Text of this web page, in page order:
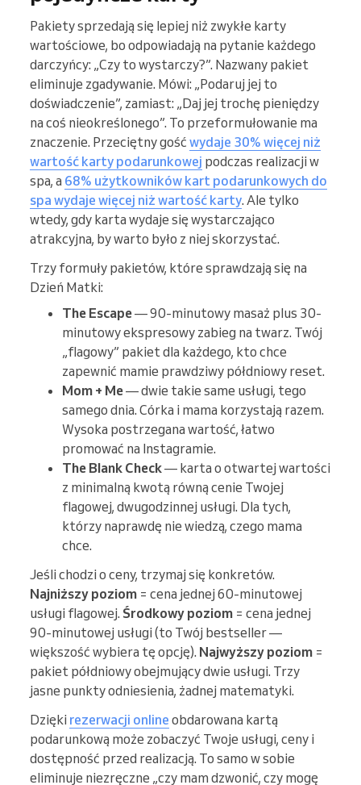
Pakiety sprzedają się lepiej niż zwykłe karty
wartościowe, bo odpowiadają na pytanie każdego
darczyńcy: „Czy to wystarczy?”. Nazwany pakiet
eliminuje zgadywanie. Mówi: „Podaruj jej to
doświadczenie”, zamiast: „Daj jej trochę pieniędzy
na coś nieokreślonego”. To przeformułowanie ma
znaczenie. Przeciętny gość wydaje 30% więcej niż
wartość karty podarunkowej podczas realizacji w
spa, a 68% użytkowników kart podarunkowych do
spa wydaje więcej niż wartość karty. Ale tylko
wtedy, gdy karta wydaje się wystarczająco
atrakcyjna, by warto było z niej skorzystać.
Trzy formuły pakietów, które sprawdzają się na
Dzień Matki:
The Escape— 90-minutowy masaż plus 30-
minutowy ekspresowy zabieg na twarz. Twój
„flagowy” pakiet dla każdego, kto chce
zapewnić mamie prawdziwy półdniowy reset.
Mom + Me— dwie takie same usługi, tego
samego dnia. Córka i mama korzystają razem.
Wysoka postrzegana wartość, łatwo
promować na Instagramie.
The Blank Check— karta o otwartej wartości
z minimalną kwotą równą cenie Twojej
flagowej, dwugodzinnej usługi. Dla tych,
którzy naprawdę nie wiedzą, czego mama
chce.
Jeśli chodzi o ceny, trzymaj się konkretów.
Najniższy poziom = cena jednej 60-minutowej
usługi flagowej. Środkowy poziom = cena jednej
90-minutowej usługi (to Twój bestseller —
większość wybiera tę opcję). Najwyższy poziom =
pakiet półdniowy obejmujący dwie usługi. Trzy
jasne punkty odniesienia, żadnej matematyki.
Dzięki rezerwacji online obdarowana kartą
podarunkową może zobaczyć Twoje usługi, ceny i
dostępność przed realizacją. To samo w sobie
eliminuje niezręczne „czy mam dzwonić, czy mogę